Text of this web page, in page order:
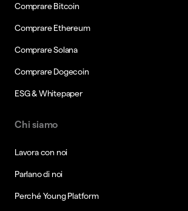
Comprare Bitcoin
Comprare Ethereum
Comprare Solana
Comprare Dogecoin
ESG & Whitepaper
Chi siamo
Lavora con noi
Parlano di noi
Perché Young Platform